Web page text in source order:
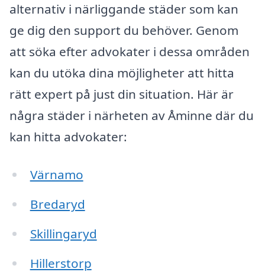
alternativ i närliggande städer som kan
ge dig den support du behöver. Genom
att söka efter advokater i dessa områden
kan du utöka dina möjligheter att hitta
rätt expert på just din situation. Här är
några städer i närheten av Åminne där du
kan hitta advokater:
Värnamo
Bredaryd
Skillingaryd
Hillerstorp